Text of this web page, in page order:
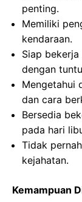
penting.
Memiliki
kendaraan.
Siap
dengan
Mengetahui
dan cara
Bersedia
pada hari
Tidak
kejahatan.
Kemampuan